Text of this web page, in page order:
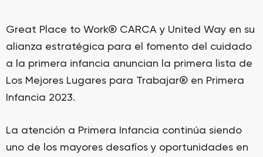
Great Place to Work® CARCA y United Way en su
alianza estratégica para el fomento del cuidado
a la primera infancia anuncian la primera lista de
Los Mejores Lugares para Trabajar® en Primera
Infancia 2023.
La atención a Primera Infancia continúa siendo
uno de los mayores desafíos y oportunidades en